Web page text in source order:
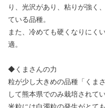
り、光沢があり、粘りが強く
ている品種。
また、冷めても硬くなりにく
適。
◆くまさんの力
粒が少し大きめの品種「くま
して熊本県でのみ栽培されてい